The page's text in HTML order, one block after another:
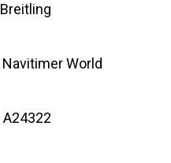
Breitling
Navitimer World
A24322